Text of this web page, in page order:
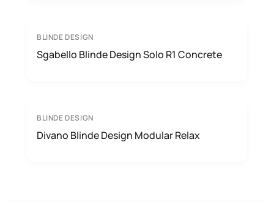
BLINDE DESIGN
Sgabello Blinde Design Solo R1 Concrete
BLINDE DESIGN
Divano Blinde Design Modular Relax